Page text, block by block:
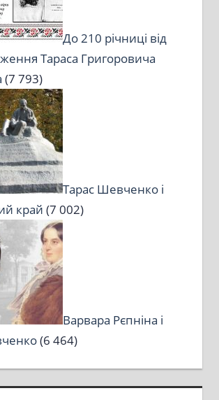
До 210 річниці від
Тараса Григоровича
(7 793)
Тарас Шевченко і
край (7 002)
Варвара Рєпніна і
(6 464)